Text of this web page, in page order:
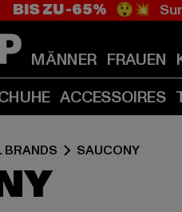
BIS ZU -65% 😲💥
MÄNNER FRAUEN
ACCESSOIRES
BRANDS SAUCONY